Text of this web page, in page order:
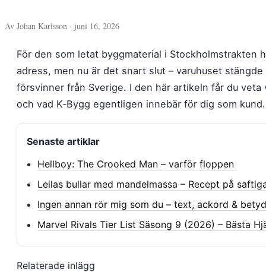
Av Johan Karlsson · juni 16, 2026
För den som letat byggmaterial i Stockholmstrakten
adress, men nu är det snart slut – varuhuset
försvinner från Sverige. I den här artikeln får du
och vad K‑Bygg egentligen innebär för dig som kund.
Senaste artiklar
Hellboy: The Crooked Man – varför floppen
Leilas bullar med mandelmassa – Recept på
Ingen annan rör mig som du – text, ackord &
Marvel Rivals Tier List Säsong 9 (2026) – Bästa
Relaterade inlägg